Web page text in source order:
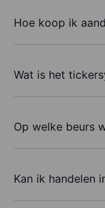
Hoe koop ik
Wat is het
Op welke beurs
Kan ik handelen